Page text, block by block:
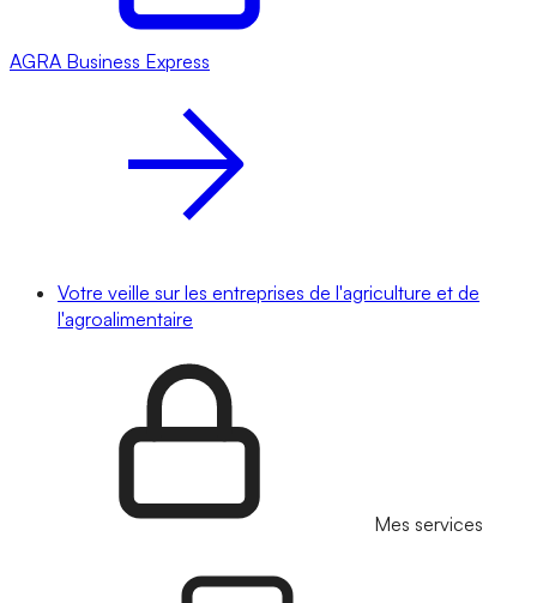
AGRA Business Express
Votre veille sur les entreprises de l'agriculture et de
l'agroalimentaire
Mes services